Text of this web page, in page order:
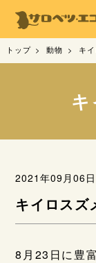
トップ 動物 キ
2021年09月06日
キイロスズ
8月23日に豊